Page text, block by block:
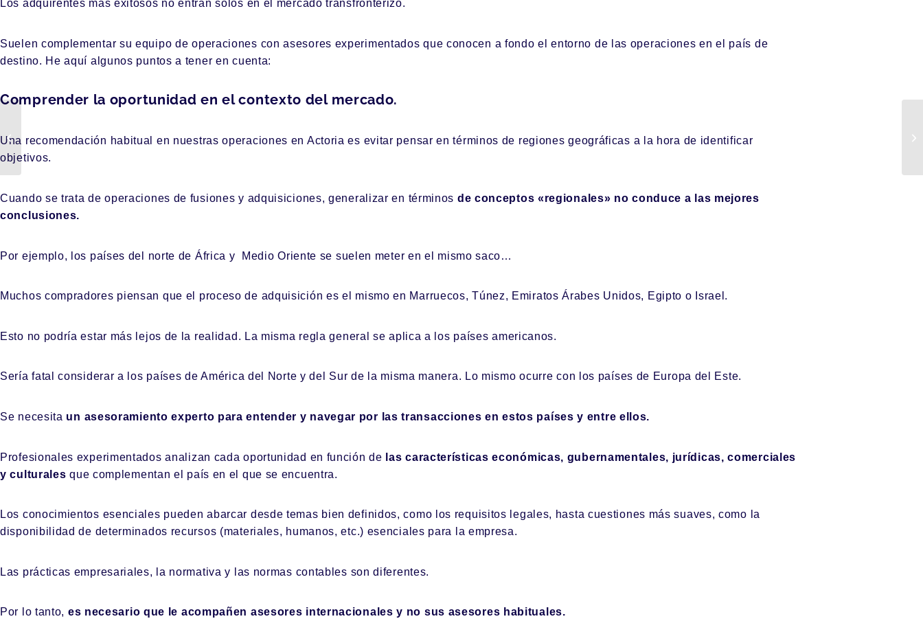
Los adquirentes más exitosos no entran solos en el mercado transfronterizo.
Suelen complementar su equipo de operaciones con asesores experimentados que conocen a fondo el entorno de las operaciones en el país de
destino. He aquí algunos puntos a tener en cuenta:
Comprender la oportunidad en el contexto del mercado.
Una recomendación habitual en nuestras operaciones en Actoria es evitar pensar en términos de regiones geográficas a la hora de identificar
objetivos.
Cuando se trata de operaciones de fusiones y adquisiciones, generalizar en términos de conceptos «regionales» no conduce a las mejores
conclusiones.
Por ejemplo, los países del norte de África y Medio Oriente se suelen meter en el mismo saco…
Muchos compradores piensan que el proceso de adquisición es el mismo en Marruecos, Túnez, Emiratos Árabes Unidos, Egipto o Israel.
Esto no podría estar más lejos de la realidad. La misma regla general se aplica a los países americanos.
Sería fatal considerar a los países de América del Norte y del Sur de la misma manera. Lo mismo ocurre con los países de Europa del Este.
Se necesita un asesoramiento experto para entender y navegar por las transacciones en estos países y entre ellos.
Profesionales experimentados analizan cada oportunidad en función de las características económicas, gubernamentales, jurídicas, comerciales
y culturales que complementan el país en el que se encuentra.
Los conocimientos esenciales pueden abarcar desde temas bien definidos, como los requisitos legales, hasta cuestiones más suaves, como la
disponibilidad de determinados recursos (materiales, humanos, etc.) esenciales para la empresa.
Las prácticas empresariales, la normativa y las normas contables son diferentes.
Por lo tanto, es necesario que le acompañen asesores internacionales y no sus asesores habituales.
traspaso de una
empresa?